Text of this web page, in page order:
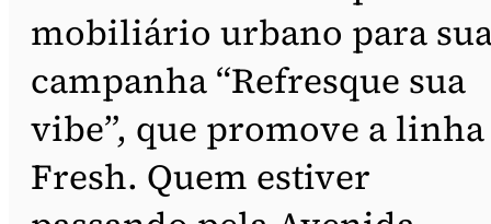
mobiliário urbano para
campanha “Refresque sua
vibe”, que promove a linha
Fresh. Quem estiver